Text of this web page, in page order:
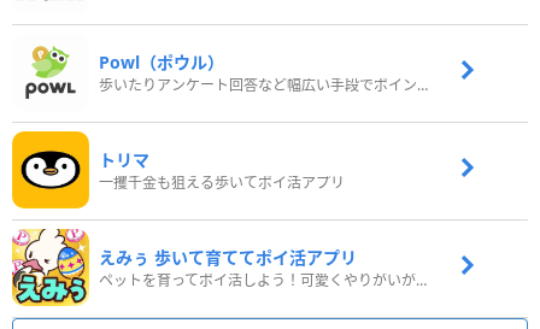
Powl（ポウル）
歩いたりアンケート回答など幅広い手段でポイントをゲット
トリマ
一攫千金も狙える歩いてポイ活アプリ
えみぅ 歩いて育ててポイ活アプリ
ペットを育ってポイ活しよう！可愛くやりがいがある新感覚アプリ